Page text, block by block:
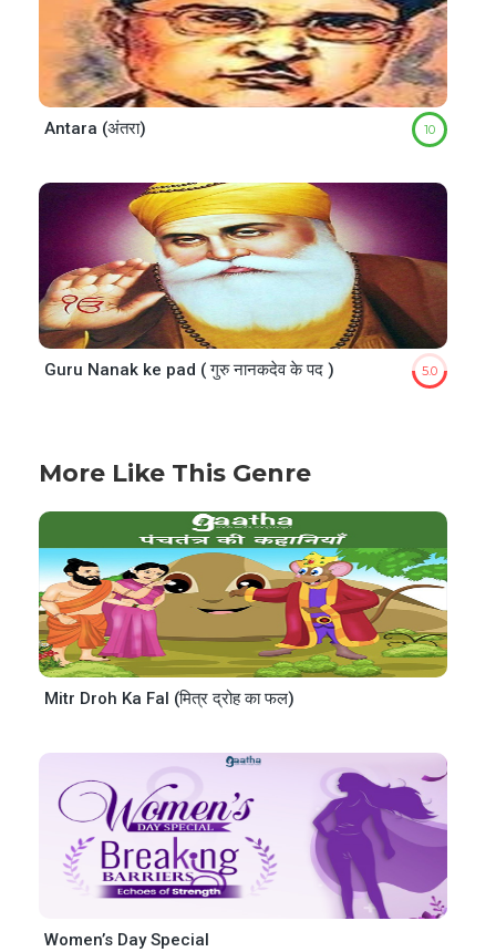
Antara (अंतरा) 10
Guru Nanak ke pad ( गुरु नानकदेव के पद ) 5.0
More Like This Genre
Mitr Droh Ka Fal (मित्र द्रोह का फल)
Women’s Day Special